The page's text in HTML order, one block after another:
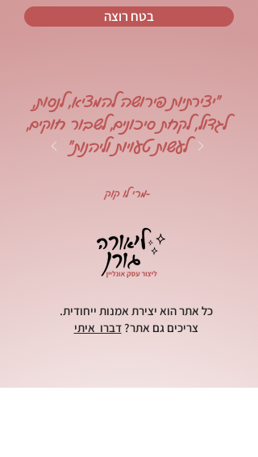
בטח רוצה
כל אתר הוא יצירת אמנות ייחודית.
צריכים גם אתר?דברו איתי
"יצירתיות פירושה להמציא, לנסות,
לגדול, לקחת סיכונים, לשבור חוקים,
לעשות טעויות וליהנות"
-מרי לו קוק